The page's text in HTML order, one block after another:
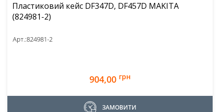
Пластиковий кейс DF347D, DF457D MAKITA
(824981-2)
Арт.:824981-2
904,00 грн
ЗАМОВИТИ